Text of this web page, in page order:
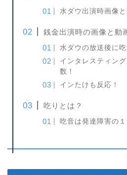
水ダウ出演時画像
銭金出演時の画像と動
水ダウの放送後に
インタレスティン
数！
インたけも反応！
吃りとは？
吃音は発達障害の１